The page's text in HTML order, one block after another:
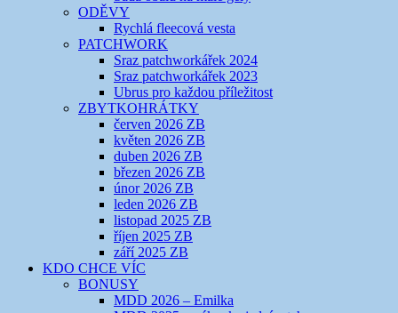
ODĚVY
Rychlá fleecová vesta
PATCHWORK
Sraz patchworkářek 2024
Sraz patchworkářek 2023
Ubrus pro každou příležitost
ZBYTKOHRÁTKY
červen 2026 ZB
květen 2026 ZB
duben 2026 ZB
březen 2026 ZB
únor 2026 ZB
leden 2026 ZB
listopad 2025 ZB
říjen 2025 ZB
září 2025 ZB
KDO CHCE VÍC
BONUSY
MDD 2026 – Emilka